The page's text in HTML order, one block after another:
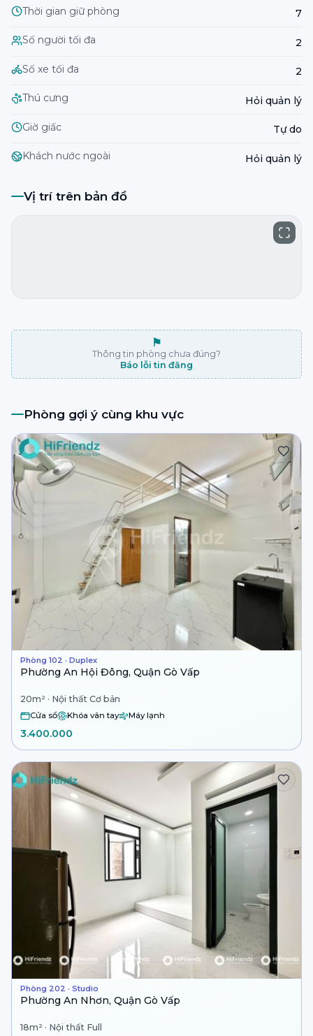
Thời gian giữ phòng 7
Số người tối đa 2
Số xe tối đa 2
Thú cưng Hỏi quản lý
Giờ giấc Tự do
Khách nước ngoài Hỏi quản lý
Vị trí trên bản đồ
⚑
Thông tin phòng chưa đúng?
Báo lỗi tin đăng
Phòng gợi ý cùng khu vực
Phòng 102 · Duplex
Phường An Hội Đông, Quận Gò Vấp
20m² · Nội thất Cơ bản
Cửa sổ Khóa vân tay Máy lạnh
3.400.000
Phòng 202 · Studio
Phường An Nhơn, Quận Gò Vấp
18m² · Nội thất Full